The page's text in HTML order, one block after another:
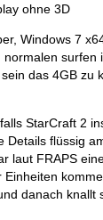
ohne 3D
Windows 7
surfen
das 4GB zu
StarCraft 2
Details flüssig
laut FRAPS
danach knallt